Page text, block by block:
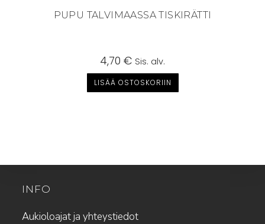
PUPU TALVIMAASSA TISKIRÄTTI
4,70 € Sis. alv.
LISÄÄ OSTOSKORIIN
INFO
Aukioloajat ja yhteystiedot